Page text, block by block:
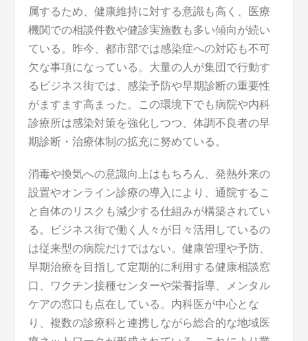
属するため、健康維持に対する意識も高く、医療
機関での相談件数や健診実施数も多い傾向が続い
ている。昨今、都市部では感染症への対応も不可
欠な事項になっている。大量の人が集団で行動す
るビジネス街では、感染予防や早期診断の重要性
がますます高まった。この環境下でも病院や内科
診療所は感染対策を強化しつつ、体調不良者の早
期診断・治療体制の拡充に努めている。
消毒や換気への意識向上はもちろん、発熱外来の
設置やオンライン診療の導入により、通院するこ
と自体のリスクも減少する仕組みが構築されてい
る。ビジネス街で働く人々が日々活用しているの
は従来型の病院だけではない。健康管理や予防、
早期治療を目指して定期的に利用する健康相談窓
口、ワクチン接種センターや栄養指導、メンタル
ケアの窓口も点在している。内科医が中心とな
り、複数の診療科と連携しながら総合的な地域医